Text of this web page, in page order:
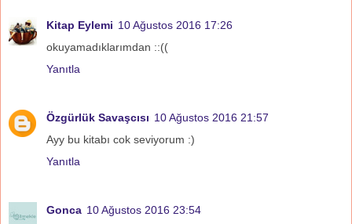
Kitap Eylemi 10 Ağustos 2016 17:26
okuyamadıklarımdan ::((
Yanıtla
Özgürlük Savaşcısı 10 Ağustos 2016 21:57
Ayy bu kitabı cok seviyorum :)
Yanıtla
Gonca 10 Ağustos 2016 23:54